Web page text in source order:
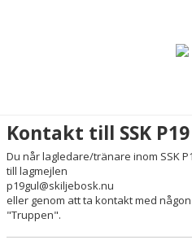
TRUPPEN
BILDGALLERI
DOKUMENT
Kontakt till SSK
Du når lagledare/tränare inom SSK
till lagmejlen
p19gul@skiljebosk.nu
eller genom att ta kontakt med
"Truppen".